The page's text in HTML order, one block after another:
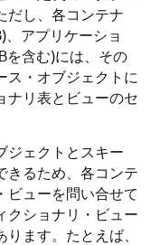
だし、各コンテナ
アプリケーショ
を含む)には、その
ス・オブジェクトに
ナリ表とビューのセ
ジェクトとスキー
きるため、各コンテ
ビューを問い合せて
クショナリ・ビュー
ます。たとえば、